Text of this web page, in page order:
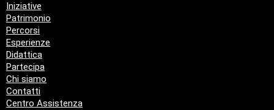
Iniziative
Patrimonio
Percorsi
Esperienze
Didattica
Partecipa
Chi siamo
Contatti
Centro Assistenza